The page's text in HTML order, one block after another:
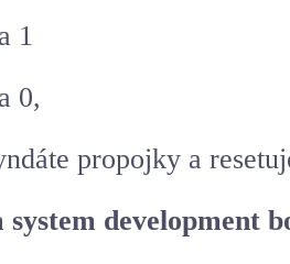
1
0,
propojky a
development